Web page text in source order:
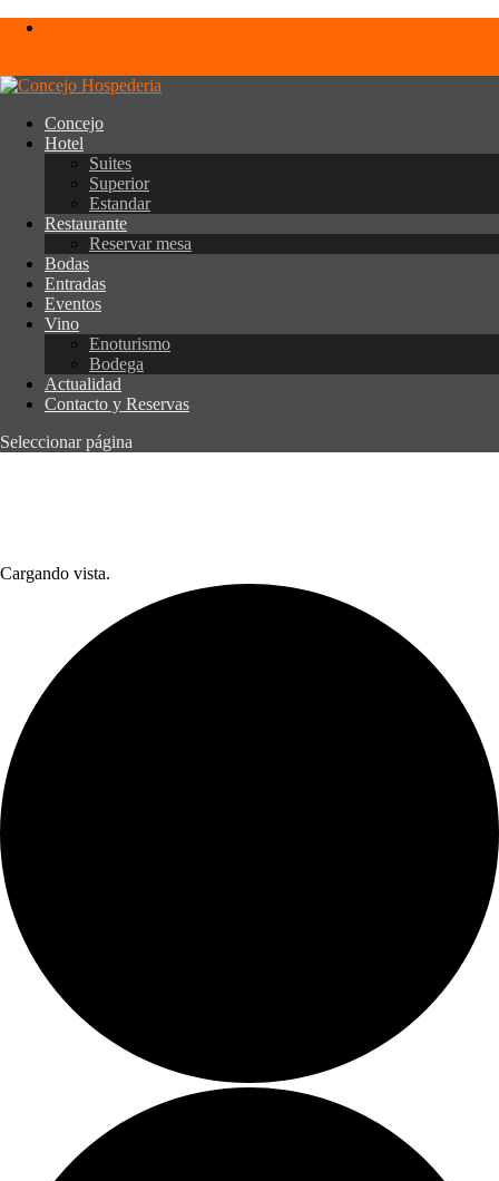
Concejo
Hotel
Suites
Superior
Estandar
Restaurante
Reservar mesa
Bodas
Entradas
Eventos
Vino
Enoturismo
Bodega
Actualidad
Contacto y Reservas
Seleccionar página
Cargando vista.